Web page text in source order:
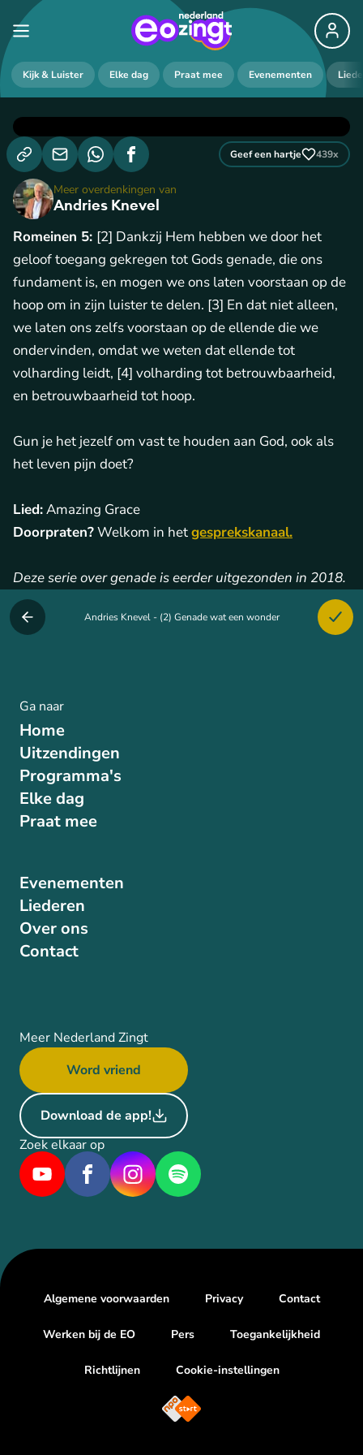
Kijk & Luister Elke dag Praat mee Evenementen
Andries Knevel - (2) Genade wat een wonder
Geef een hartje 439x
Andries Knevel
Meer overdenkingen van
Romeinen 5: [2] Dankzij Hem hebben we door het
geloof toegang gekregen tot Gods genade, die ons
fundament is, en mogen we ons laten voorstaan op de
hoop om in zijn luister te delen. [3] En dat niet alleen,
we laten ons zelfs voorstaan op de ellende die we
ondervinden, omdat we weten dat ellende tot
volharding leidt, [4] volharding tot betrouwbaarheid,
en betrouwbaarheid tot hoop.
Gun je het jezelf om vast te houden aan God, ook als
het leven pijn doet?
Lied:Amazing Grace
Doorpraten?Welkom in hetgesprekskanaal.
Deze serie over genade is eerder uitgezonden in 2018.
Ga naar
Home
Uitzendingen
Programma's
Elke dag
Praat mee
Evenementen
Liederen
Over ons
Contact
Meer Nederland Zingt
Word vriend
Download de app!
Zoek elkaar op
Algemene voorwaarden Privacy Contact
Werken bij de EO Pers Toegankelijkheid
Richtlijnen Cookie-instellingen